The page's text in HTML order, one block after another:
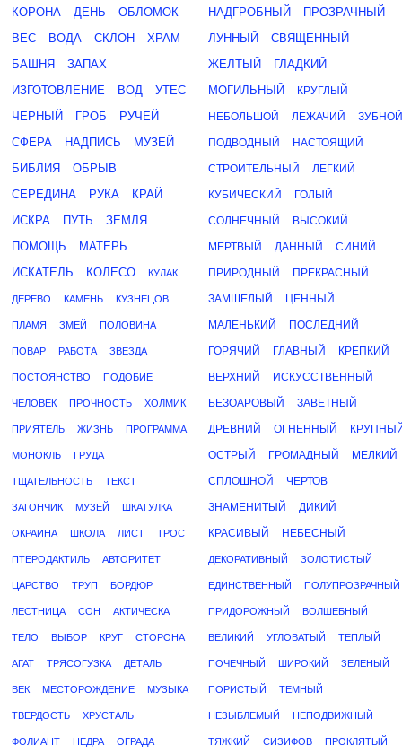
КОРОНА
ДЕНЬ
ОБЛОМОК
ВЕС
ВОДА СКЛОН
ХРАМ
БАШНЯ
ЗАПАХ
ИЗГОТОВЛЕНИЕ
ВОД
УТЕС
ЧЕРНЫЙ
ГРОБ
РУЧЕЙ
СФЕРА
НАДПИСЬ
МУЗЕЙ
БИБЛИЯ
ОБРЫВ
СЕРЕДИНА
РУКА
КРАЙ
ИСКРА
ПУТЬ
ЗЕМЛЯ
ПОМОЩЬ
МАТЕРЬ
ИСКАТЕЛЬ
КОЛЕСО КУЛАК
ДЕРЕВО КАМЕНЬ КУЗНЕЦОВ
ПЛАМЯ ЗМЕЙ ПОЛОВИНА
ПОВАР РАБОТА ЗВЕЗДА
ПОСТОЯНСТВО ПОДОБИЕ
ЧЕЛОВЕК ПРОЧНОСТЬ ХОЛМИК
ПРИЯТЕЛЬ ЖИЗНЬ ПРОГРАММА
МОНОКЛЬ ГРУДА
ТЩАТЕЛЬНОСТЬ ТЕКСТ
ЗАГОНЧИК МУЗЕЙ ШКАТУЛКА
ОКРАИНА ШКОЛА ЛИСТ ТРОС
ПТЕРОДАКТИЛЬ АВТОРИТЕТ
ЦАРСТВО ТРУП БОРДЮР
ЛЕСТНИЦА СОН АКТИЧЕСКА
ТЕЛО ВЫБОР КРУГ СТОРОНА
АГАТ ТРЯСОГУЗКА ДЕТАЛЬ
ВЕК МЕСТОРОЖДЕНИЕ МУЗЫКА
ТВЕРДОСТЬ ХРУСТАЛЬ
ФОЛИАНТ НЕДРА ОГРАДА
НАДГРОБНЫЙ
ПРОЗРАЧНЫЙ
ЛУННЫЙ
СВЯЩЕННЫЙ
ЖЕЛТЫЙ
ГЛАДКИЙ
МОГИЛЬНЫЙ
КРУГЛЫЙ
НЕБОЛЬШОЙ ЛЕЖАЧИЙ ЗУБНОЙ
ПОДВОДНЫЙ НАСТОЯЩИЙ
СТРОИТЕЛЬНЫЙ ЛЕГКИЙ
КУБИЧЕСКИЙ ГОЛЫЙ
СОЛНЕЧНЫЙ ВЫСОКИЙ
МЕРТВЫЙ ДАННЫЙ СИНИЙ
ПРИРОДНЫЙ ПРЕКРАСНЫЙ
ЗАМШЕЛЫЙ ЦЕННЫЙ
МАЛЕНЬКИЙ ПОСЛЕДНИЙ
ГОРЯЧИЙ ГЛАВНЫЙ КРЕПКИЙ
ВЕРХНИЙ ИСКУССТВЕННЫЙ
БЕЗОАРОВЫЙ ЗАВЕТНЫЙ
ДРЕВНИЙ ОГНЕННЫЙ
ОСТРЫЙ ГРОМАДНЫЙ МЕЛКИЙ
СПЛОШНОЙ ЧЕРТОВ
ЗНАМЕНИТЫЙ ДИКИЙ
КРАСИВЫЙ НЕБЕСНЫЙ
ДЕКОРАТИВНЫЙ ЗОЛОТИСТЫЙ
ЕДИНСТВЕННЫЙ ПОЛУПРОЗРАЧНЫЙ
ПРИДОРОЖНЫЙ ВОЛШЕБНЫЙ
ВЕЛИКИЙ УГЛОВАТЫЙ ТЕПЛЫЙ
ПОЧЕЧНЫЙ ШИРОКИЙ ЗЕЛЕНЫЙ
ПОРИСТЫЙ ТЕМНЫЙ
НЕЗЫБЛЕМЫЙ НЕПОДВИЖНЫЙ
ТЯЖКИЙ СИЗИФОВ ПРОКЛЯТЫЙ